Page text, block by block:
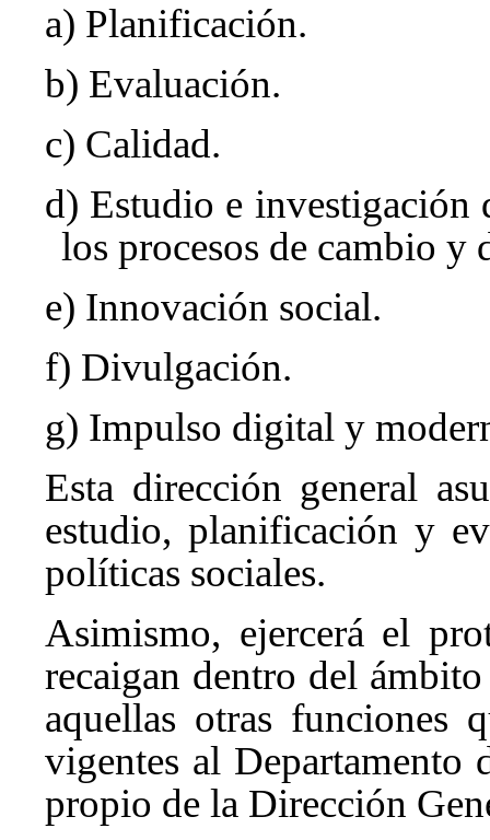
a) Planificación.
b) Evaluación.
c) Calidad.
d) Estudio e investigación
los procesos de cambio y
e) Innovación social.
f) Divulgación.
g) Impulso digital y
Esta dirección general
estudio, planificación y
políticas sociales.
Asimismo, ejercerá el
recaigan dentro del
aquellas otras funciones
vigentes al Departamento
propio de la Dirección